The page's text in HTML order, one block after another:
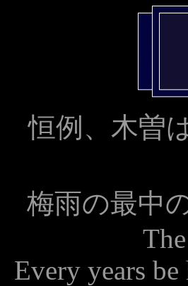
恒例、木曽
梅雨の最中
Every years